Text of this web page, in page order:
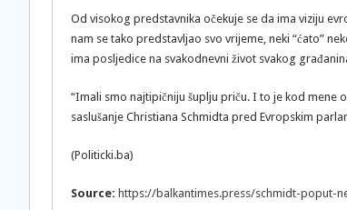
Od visokog predstavnika očekuje se da ima viziju
nam se tako predstavljao svo vrijeme, neki “ćato”
ima posljedice na svakodnevni život svakog
“Imali smo najtipičniju šuplju priču. I to je kod mene
saslušanje Christiana Schmidta pred Evropskim
(Politicki.ba)
Source: https://balkantimes.press/schmidt-poput-